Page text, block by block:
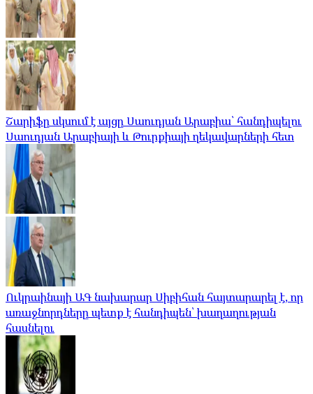
Շարիֆը սկսում է այցը Սաուդյան Արաբիա՝ հանդիպելու
Սաուդյան Արաբիայի և Թուրքիայի ղեկավարների հետ
Ուկրաինայի ԱԳ նախարար Սիբիհան հայտարարել է, որ
առաջնորդները պետք է հանդիպեն՝ խաղաղության
հասնելու